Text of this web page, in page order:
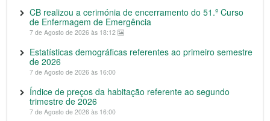
CB realizou a cerimónia de encerramento do 51.º Curso
de Enfermagem de Emergência
7 de Agosto de 2026 às 18:12
Estatísticas demográficas referentes ao primeiro semestre
de 2026
7 de Agosto de 2026 às 16:00
Índice de preços da habitação referente ao segundo
trimestre de 2026
7 de Agosto de 2026 às 16:00